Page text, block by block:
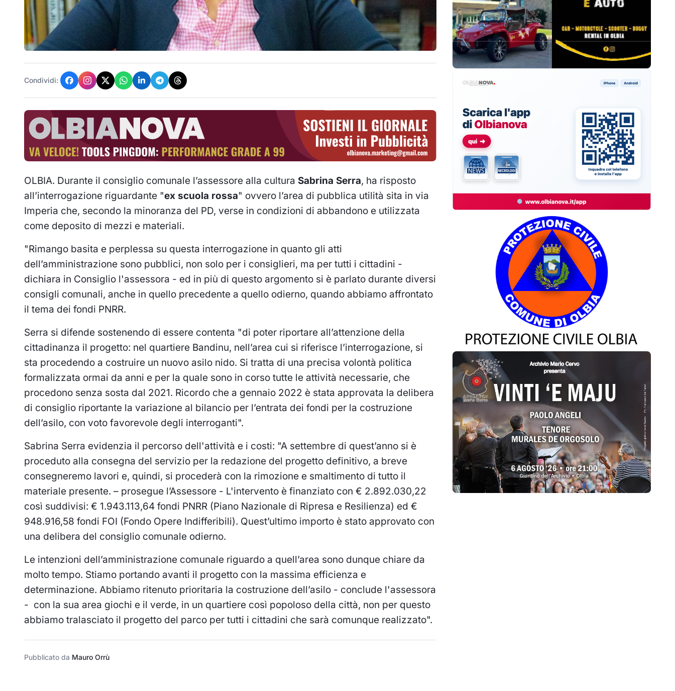
Condividi:
OLBIA. Durante il consiglio comunale l’assessore alla cultura Sabrina Serra, ha risposto
all’interrogazione riguardante "ex scuola rossa" ovvero l’area di pubblica utilità sita in via
Imperia che, secondo la minoranza del PD, verse in condizioni di abbandono e utilizzata
come deposito di mezzi e materiali.
"Rimango basita e perplessa su questa interrogazione in quanto gli atti
dell’amministrazione sono pubblici, non solo per i consiglieri, ma per tutti i cittadini -
dichiara in Consiglio l'assessora - ed in più di questo argomento si è parlato durante diversi
consigli comunali, anche in quello precedente a quello odierno, quando abbiamo affrontato
il tema dei fondi PNRR.
Serra si difende sostenendo di essere contenta "di poter riportare all’attenzione della
cittadinanza il progetto: nel quartiere Bandinu, nell’area cui si riferisce l’interrogazione, si
sta procedendo a costruire un nuovo asilo nido. Si tratta di una precisa volontà politica
formalizzata ormai da anni e per la quale sono in corso tutte le attività necessarie, che
procedono senza sosta dal 2021. Ricordo che a gennaio 2022 è stata approvata la delibera
di consiglio riportante la variazione al bilancio per l’entrata dei fondi per la costruzione
dell’asilo, con voto favorevole degli interroganti".
Sabrina Serra evidenzia il percorso dell'attività e i costi: "A settembre di quest’anno si è
proceduto alla consegna del servizio per la redazione del progetto definitivo, a breve
consegneremo lavori e, quindi, si procederà con la rimozione e smaltimento di tutto il
materiale presente. – prosegue l’Assessore - L'intervento è finanziato con € 2.892.030,22
così suddivisi: € 1.943.113,64 fondi PNRR (Piano Nazionale di Ripresa e Resilienza) ed €
948.916,58 fondi FOI (Fondo Opere Indifferibili). Quest’ultimo importo è stato approvato con
una delibera del consiglio comunale odierno.
Le intenzioni dell’amministrazione comunale riguardo a quell’area sono dunque chiare da
molto tempo. Stiamo portando avanti il progetto con la massima efficienza e
determinazione. Abbiamo ritenuto prioritaria la costruzione dell’asilo - conclude l'assessora
- con la sua area giochi e il verde, in un quartiere così popoloso della città, non per questo
abbiamo tralasciato il progetto del parco per tutti i cittadini che sarà comunque realizzato".
Pubblicato da Mauro Orrù